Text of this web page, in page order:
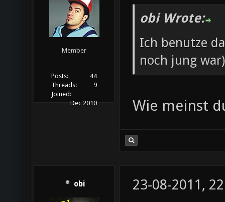
Member
Posts:
44
Threads:
9
Joined:
Dec 2010
obi Wrote:
Ich benutze
noch jung war)
Wie meinst
obi 23-08-2011,